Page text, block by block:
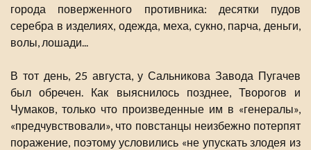
города поверженного противника: десятки пудов
серебра в изделиях, одежда, меха, сукно, парча, деньги,
волы, лошади...
В тот день, 25 августа, у Сальникова Завода Пугачев
был обречен. Как выяснилось позднее, Творогов и
Чумаков, только что произведенные им в «генералы»,
«предчувствовали», что повстанцы неизбежно потерпят
поражение, поэтому условились «не упускать злодея из